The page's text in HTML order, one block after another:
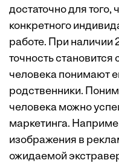
достаточно для
конкретного
работе. При наличии
точность становится
человека понимают
родственники.
человека можно
маркетинга.
изображения в
ожидаемой